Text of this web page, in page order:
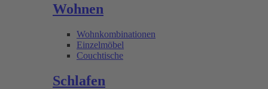
Wohnen
Wohnkombinationen
Einzelmöbel
Couchtische
Schlafen